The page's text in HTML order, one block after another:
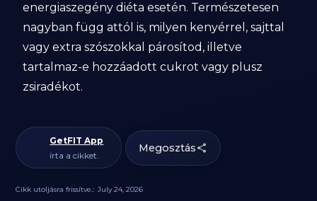
energiaszegény diéta esetén. Természetesen
nagyban függ attól is, milyen kenyérrel, sajttal
vagy extra szószokkal párosítod, illetve
tartalmaz-e hozzáadott cukrot vagy plusz
zsiradékot.
GetFIT App
írta a cikket.
Megosztás
Cikk utoljásra frissítve.: July 24, 2026